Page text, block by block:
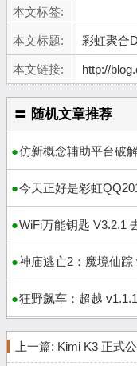
本文标签:
本文标题: 彩虹聚合
本文链接: http://
〓 随机文章推荐
仿新概念辅助平台破
今天正好是彩虹
WiFi万能钥匙 V3.2.1
神庙逃亡2：魔境仙踪
狂野飙车：超越
上一篇: Kimi K3 正式